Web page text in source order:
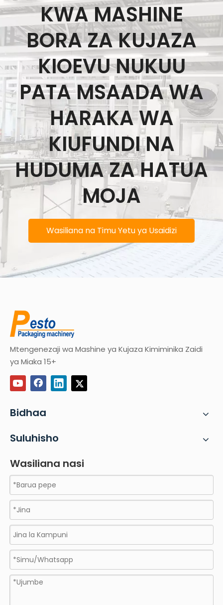
KWA MASHINE
BORA ZA KUJAZA
KIOEVU NUKUU
PATA MSAADA WA
HARAKA WA
KIUFUNDI NA
HUDUMA ZA HATUA
MOJA
Wasiliana na Timu Yetu ya Usaidizi
Mtengenezaji wa Mashine ya Kujaza Kimiminika Zaidi
ya Miaka 15+
Bidhaa
Suluhisho
Wasiliana nasi